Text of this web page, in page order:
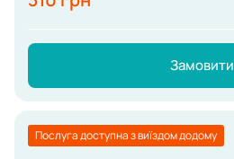
Замовити
Послуга доступна з виїздом додому